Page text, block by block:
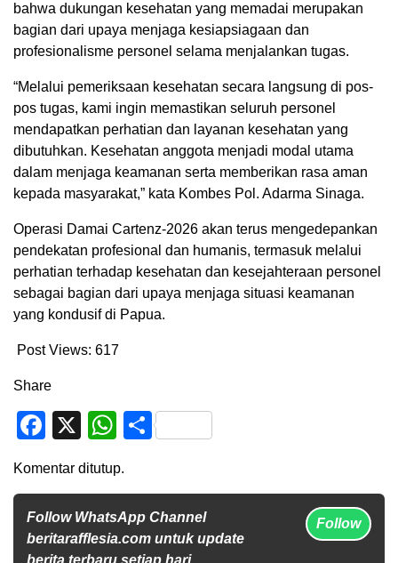
bahwa dukungan kesehatan yang memadai merupakan
bagian dari upaya menjaga kesiapsiagaan dan
profesionalisme personel selama menjalankan tugas.
“Melalui pemeriksaan kesehatan secara langsung di pos-
pos tugas, kami ingin memastikan seluruh personel
mendapatkan perhatian dan layanan kesehatan yang
dibutuhkan. Kesehatan anggota menjadi modal utama
dalam menjaga keamanan serta memberikan rasa aman
kepada masyarakat,” kata Kombes Pol. Adarma Sinaga.
Operasi Damai Cartenz-2026 akan terus mengedepankan
pendekatan profesional dan humanis, termasuk melalui
perhatian terhadap kesehatan dan kesejahteraan personel
sebagai bagian dari upaya menjaga situasi keamanan
yang kondusif di Papua.
Post Views: 617
Share
Facebook
X WhatsApp
Share
Komentar ditutup.
Follow WhatsApp Channel
beritarafflesia.com untuk update
Follow